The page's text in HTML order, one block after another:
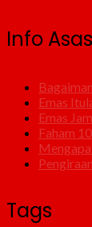
Info
Emas
Emas
Faham
Tags